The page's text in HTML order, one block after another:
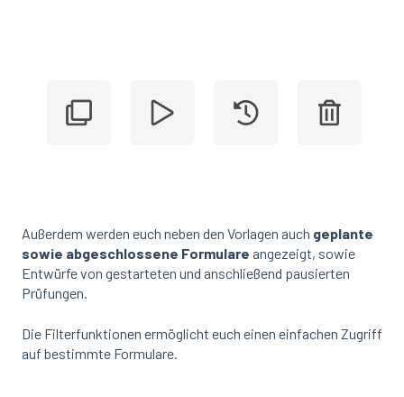
Außerdem werden euch neben den Vorlagen auch geplante
sowie abgeschlossene Formulare angezeigt, sowie
Entwürfe von gestarteten und anschließend pausierten
Prüfungen.
Die Filterfunktionen ermöglicht euch einen einfachen Zugriff
auf bestimmte Formulare.